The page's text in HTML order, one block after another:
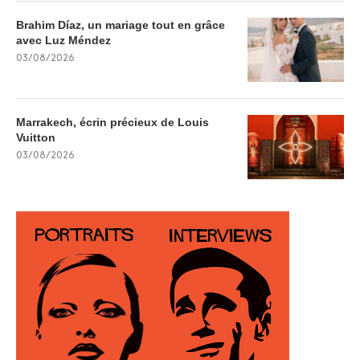
Brahim Díaz, un mariage tout en grâce
avec Luz Méndez
03/08/2026
Marrakech, écrin précieux de Louis
Vuitton
03/08/2026